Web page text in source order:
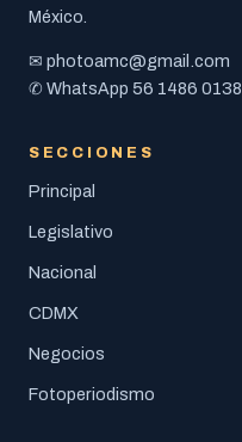
México.
✉ photoamc@gmail.com
✆ WhatsApp 56 1486 0138
SECCIONES
Principal
Legislativo
Nacional
CDMX
Negocios
Fotoperiodismo